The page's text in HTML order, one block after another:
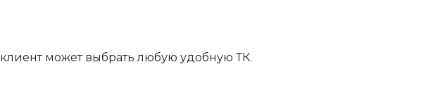
клиент может выбрать любую удобную ТК.